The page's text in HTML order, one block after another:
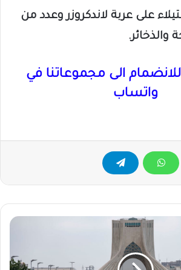
على عربة لاندكروزر وعدد من
والذخائر.
الى مجموعاتنا في
واتساب